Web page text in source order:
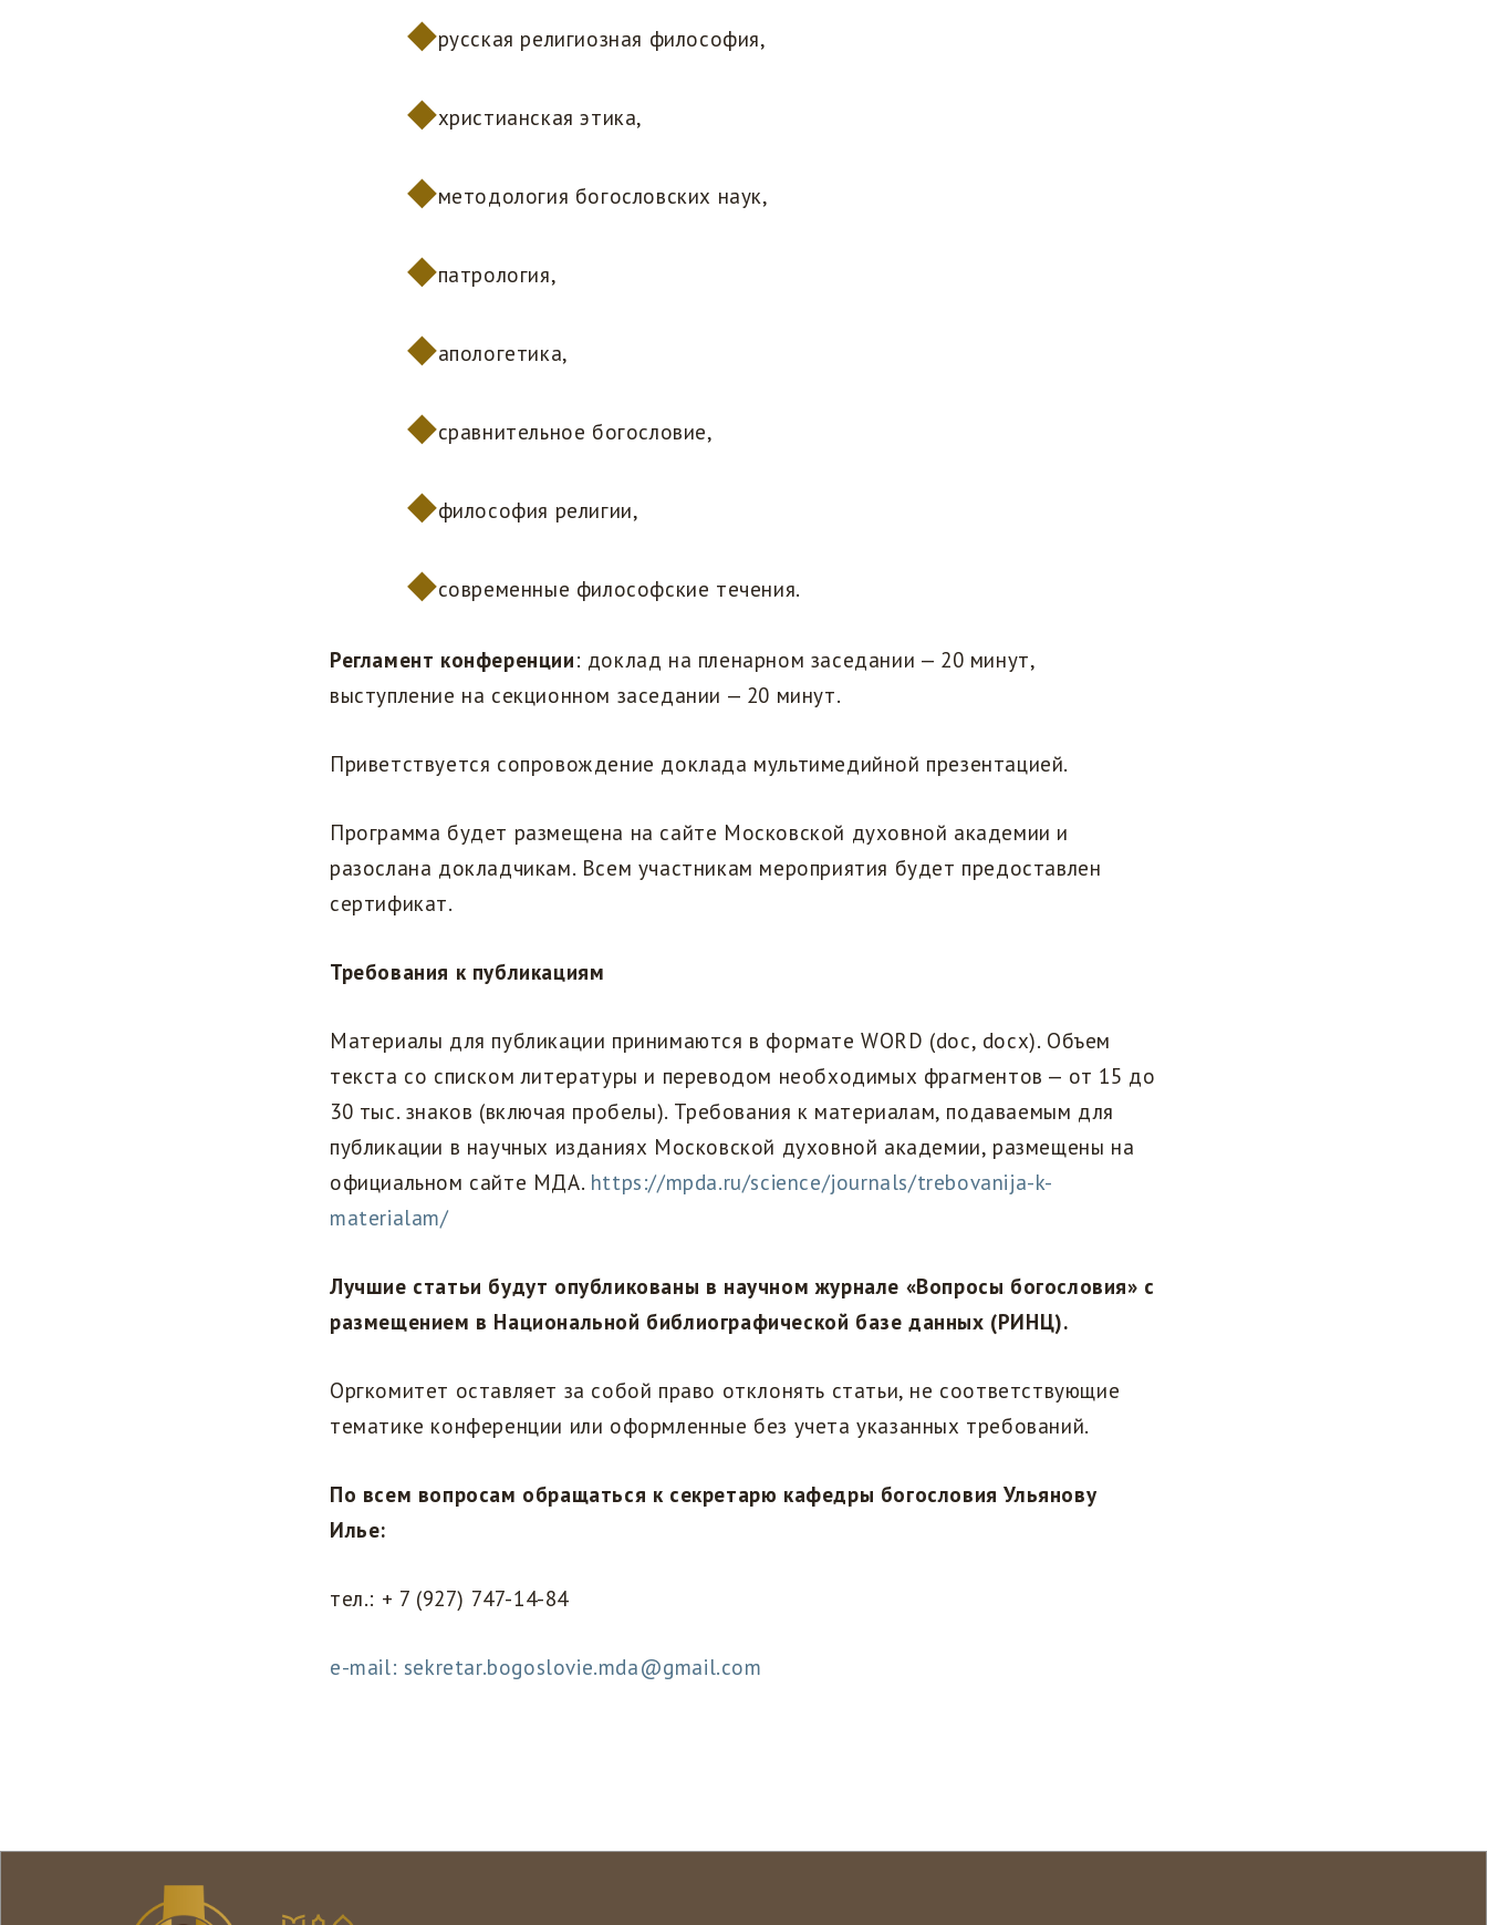
русская религиозная философия,
христианская этика,
методология богословских наук,
патрология,
апологетика,
сравнительное богословие,
философия религии,
современные философские течения.
Регламент конференции: доклад на пленарном заседании — 20 минут,
выступление на секционном заседании — 20 минут.
Приветствуется сопровождение доклада мультимедийной презентацией.
Программа будет размещена на сайте Московской духовной академии и
разослана докладчикам. Всем участникам мероприятия будет предоставлен
сертификат.
Требования к публикациям
Материалы для публикации принимаются в формате WORD (doc, docx). Объем
текста со списком литературы и переводом необходимых фрагментов — от 15 до
30 тыс. знаков (включая пробелы). Требования к материалам, подаваемым для
публикации в научных изданиях Московской духовной академии, размещены на
официальном сайте МДА. https://mpda.ru/science/journals/trebovanija-k-
materialam/
Лучшие статьи будут опубликованы в научном журнале «Вопросы богословия» с
размещением в Национальной библиографической базе данных (РИНЦ).
Оргкомитет оставляет за собой право отклонять статьи, не соответствующие
тематике конференции или оформленные без учета указанных требований.
По всем вопросам обращаться к секретарю кафедры богословия Ульянову
Илье:
тел.: + 7 (927) 747-14-84
e-mail: sekretar.bogoslovie.mda@gmail.com